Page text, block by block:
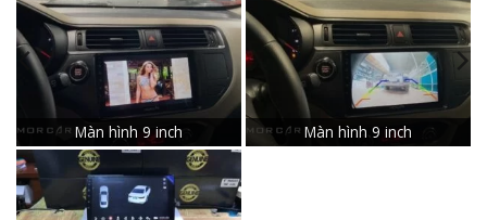
Màn hình 9 inch Màn hình 9 inch